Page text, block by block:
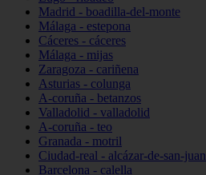
Madrid - boadilla-del-monte
Málaga - estepona
Cáceres - cáceres
Málaga - mijas
Zaragoza - cariñena
Asturias - colunga
A-coruña - betanzos
Valladolid - valladolid
A-coruña - teo
Granada - motril
Ciudad-real - alcázar-de-san-juan
Barcelona - calella